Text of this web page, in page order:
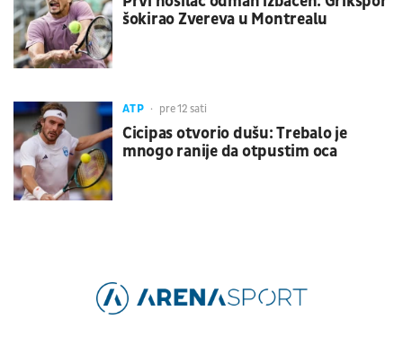
šokirao Zvereva u Montrealu
ATP pre 12 sati
Cicipas otvorio dušu: Trebalo je
mnogo ranije da otpustim oca